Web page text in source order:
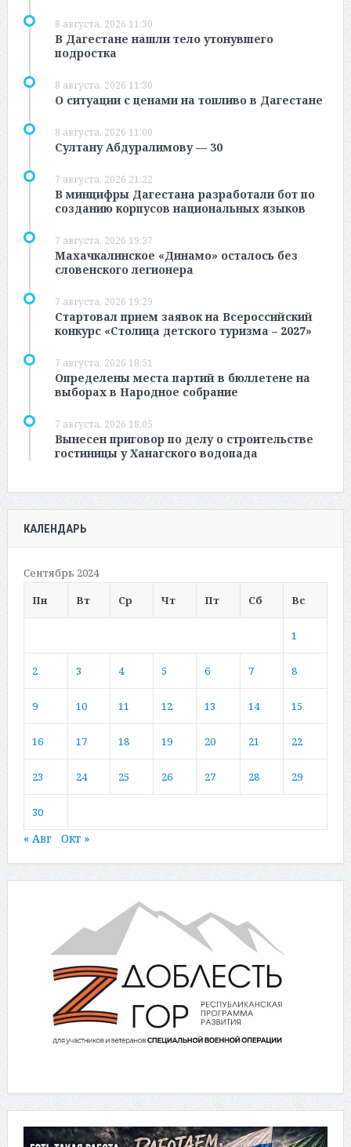
8 августа, 2026 11:30
В Дагестане нашли тело утонувшего
подростка
8 августа, 2026 11:30
О ситуации с ценами на топливо в Дагестане
8 августа, 2026 11:00
Султану Абдуралимову — 30
7 августа, 2026 21:22
В минцифры Дагестана разработали бот по
созданию корпусов национальных языков
7 августа, 2026 19:37
Махачкалинское «Динамо» осталось без
словенского легионера
7 августа, 2026 19:29
Стартовал прием заявок на Всероссийский
конкурс «Столица детского туризма – 2027»
7 августа, 2026 18:51
Определены места партий в бюллетене на
выборах в Народное собрание
7 августа, 2026 18:05
Вынесен приговор по делу о строительстве
гостиницы у Ханагского водопада
КАЛЕНДАРЬ
Сентябрь 2024
Пн
Вт Ср Чт Пт Сб Вс
1
2 3 4 5 6 7 8
9 10 11 12 13 14 15
16 17 18 19 20 21 22
23 24 25 26 27 28 29
30
« Авг Окт »